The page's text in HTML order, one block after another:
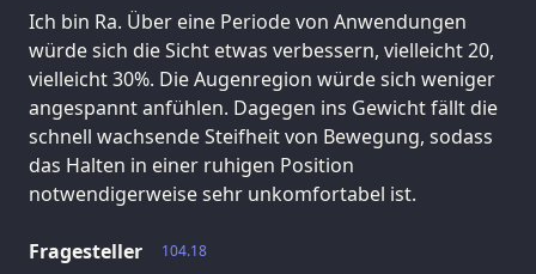
Ich bin Ra. Über eine Periode von Anwendungen
würde sich die Sicht etwas verbessern, vielleicht 20,
vielleicht 30%. Die Augenregion würde sich weniger
angespannt anfühlen. Dagegen ins Gewicht fällt die
schnell wachsende Steifheit von Bewegung, sodass
das Halten in einer ruhigen Position
notwendigerweise sehr unkomfortabel ist.
104.18
Fragesteller